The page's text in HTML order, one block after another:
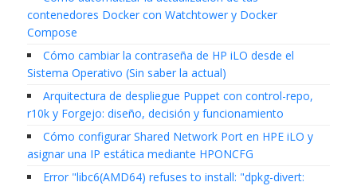
contenedores Docker con Watchtower y Docker
Compose
Cómo cambiar la contraseña de HP iLO desde el
Sistema Operativo (Sin saber la actual)
Arquitectura de despliegue Puppet con control-repo,
r10k y Forgejo: diseño, decisión y funcionamiento
Cómo configurar Shared Network Port en HPE iLO y
asignar una IP estática mediante HPONCFG
Error "libc6(AMD64) refuses to install: "dpkg-divert: